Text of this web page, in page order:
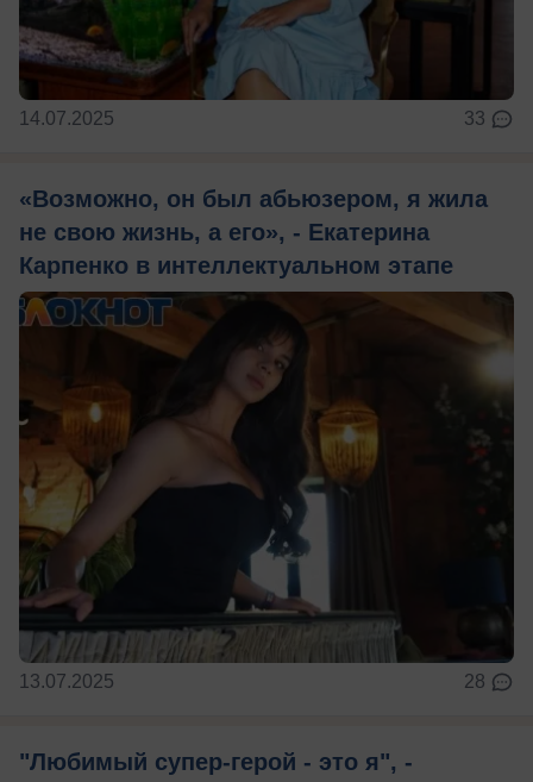
14.07.2025 33
«Возможно, он был абьюзером, я жила
не свою жизнь, а его», - Екатерина
Карпенко в интеллектуальном этапе
13.07.2025 28
"Любимый супер-герой - это я", -